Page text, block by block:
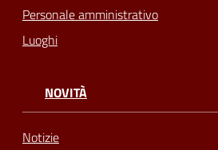
Personale amministrativo
Luoghi
NOVITÀ
Notizie